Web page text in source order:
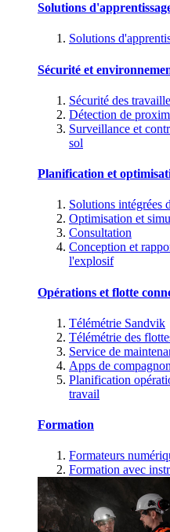
Solutions
Solutions
Sécurité et
Sécurité des
Détection de
Surveillance et
sol
Planification et
Solutions intégrées
Optimisation et
Consultation
Conception et
l'explosif
Opérations et flotte
Télémétrie Sandvik
Télémétrie des
Service de
Apps de
Planification
travail
Formation
Formateurs
Formation avec